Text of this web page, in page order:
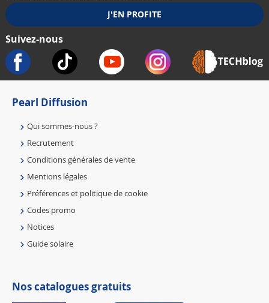
Suivez-nous
Pearl Diffusion
Qui sommes-nous ?
Recrutement
Conditions générales de vente
Mentions légales
Préférences et politique de cookie
Codes promo
Notices
Guide solaire
Nos catalogues gratuits